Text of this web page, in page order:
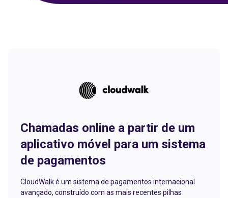
Chamadas online a partir de um
aplicativo móvel para um sistema
de pagamentos
CloudWalk é um sistema de pagamentos internacional
avançado, construído com as mais recentes pilhas